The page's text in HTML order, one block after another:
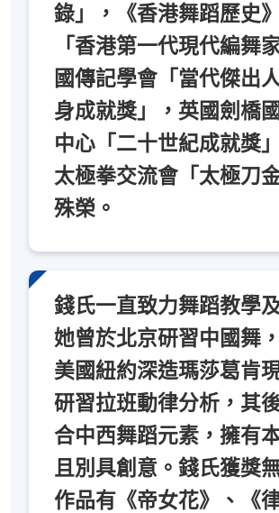
錄」，《香港舞蹈歷史
「香港第一代現代編舞
國傳記學會「當代傑出
身成就獎」，英國劍橋
中心「二十世紀成就獎
太極拳交流會「太極刀
殊榮。
錢氏一直致力舞蹈教學
她曾於北京研習中國舞
美國紐約深造瑪莎葛肯
研習拉班動律分析，其
合中西舞蹈元素，擁有
且別具創意。錢氏獲獎
作品有《帝女花》、《